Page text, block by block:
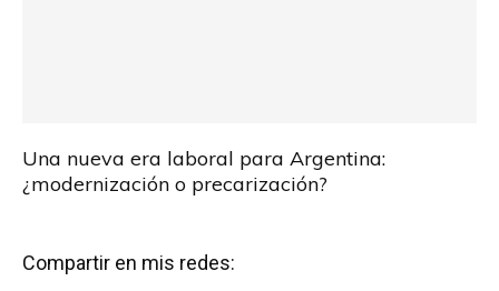
Una nueva era laboral para Argentina:
¿modernización o precarización?
Compartir en mis redes: